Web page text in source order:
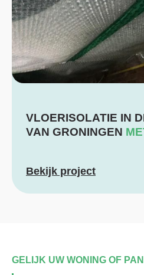
VLOERISOLATIE IN
VAN GRONINGEN
Bekijk project
GELIJK UW WONING OF